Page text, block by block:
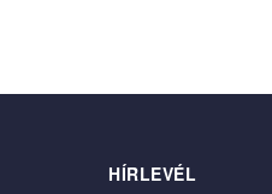
HÍRLEVÉL